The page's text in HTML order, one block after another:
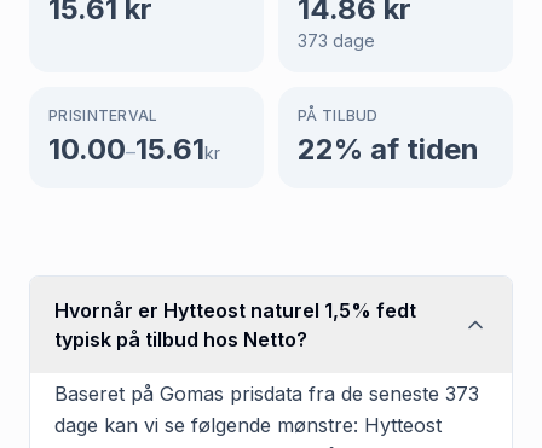
15.61 kr 14.86 kr
373 dage
PRISINTERVAL
10.00–15.61kr
PÅ TILBUD
22% af tiden
Hvornår er Hytteost naturel 1,5% fedt
typisk på tilbud hos Netto?
Baseret på Gomas prisdata fra de seneste 373
dage kan vi se følgende mønstre: Hytteost